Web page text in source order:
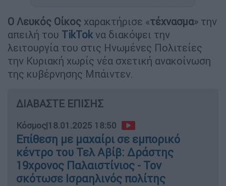
Ο Λευκός Οίκος χαρακτήρισε «τέχνασμα» την
απειλή του TikTok να διακόψει την
λειτουργία του στις Ηνωμένες Πολιτείες
την Κυριακή χωρίς νέα σχετική ανακοίνωση
της κυβέρνησης Μπάιντεν.
ΔΙΑΒΑΣΤΕ ΕΠΙΣΗΣ
Κόσμος|18.01.2025 18:50
Επίθεση με μαχαίρι σε εμπορικό
κέντρο του Τελ Αβίβ: Δράστης
19χρονος Παλαιστίνιος - Τον
σκότωσε Ισραηλινός πολίτης